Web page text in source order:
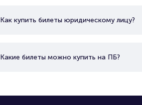
Как купить билеты юридическому лицу?
Какие билеты можно купить на ПБ?